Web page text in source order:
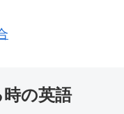
の英語